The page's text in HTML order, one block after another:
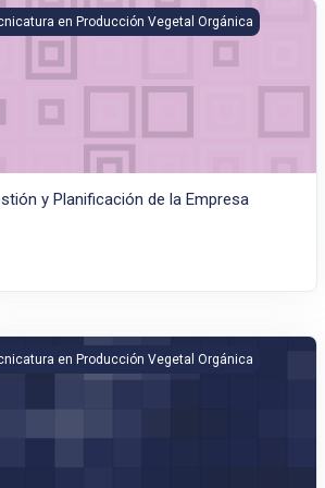
y Planificación de la Empresa
en Producción Vegetal Orgánica
y Planificación de la Empresa
(tecnicaturas SEDES)
en Producción Vegetal Orgánica